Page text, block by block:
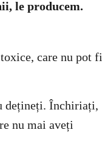
le producem.
care nu pot fi
dețineți. Închiriați,
nu mai aveți